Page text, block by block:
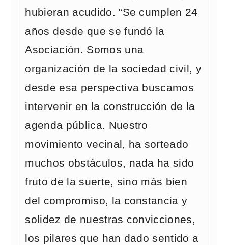
hubieran acudido. “Se cumplen 24
años desde que se fundó la
Asociación. Somos una
organización de la sociedad civil, y
desde esa perspectiva buscamos
intervenir en la construcción de la
agenda pública. Nuestro
movimiento vecinal, ha sorteado
muchos obstáculos, nada ha sido
fruto de la suerte, sino más bien
del compromiso, la constancia y
solidez de nuestras convicciones,
los pilares que han dado sentido a